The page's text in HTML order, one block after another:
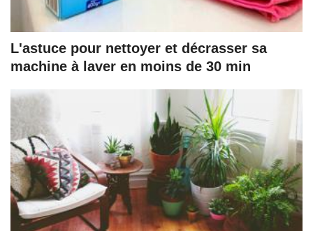
L'astuce pour nettoyer et décrasser sa
machine à laver en moins de 30 min